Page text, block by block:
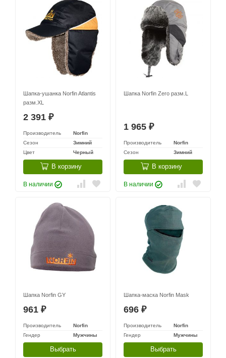
Шапка-ушанка Norfin Atlantis
разм.XL
2 391 ₽
Производитель
Norfin
Сезон
Зимний
Цвет
Черный
В корзину
В наличии
Шапка Norfin Zero разм.L
1 965 ₽
Производитель
Norfin
Сезон
Зимний
В корзину
В наличии
Шапка Norfin GY
961 ₽
Производитель
Norfin
Гендер
Мужчины
Выбрать
Шапка-маска Norfin Mask
696 ₽
Производитель
Norfin
Гендер
Мужчины
Выбрать